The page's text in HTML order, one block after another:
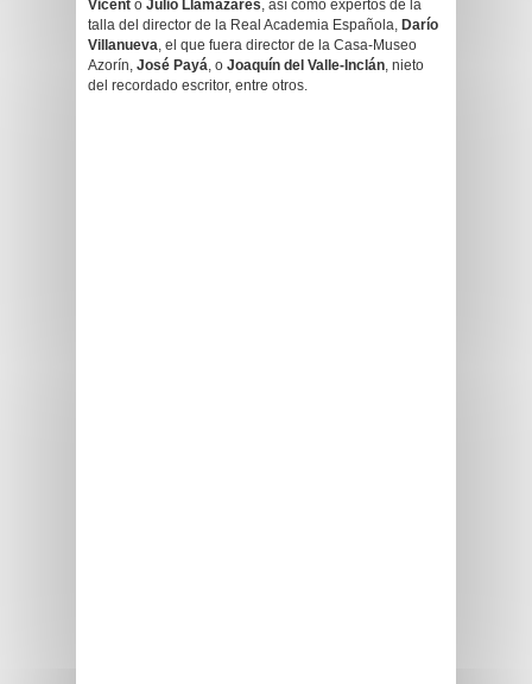
Vicent o Julio Llamazares, así como expertos de la
talla del director de la Real Academia Española, Darío
Villanueva, el que fuera director de la Casa-Museo
Azorín, José Payá, o Joaquín del Valle-Inclán, nieto
del recordado escritor, entre otros.